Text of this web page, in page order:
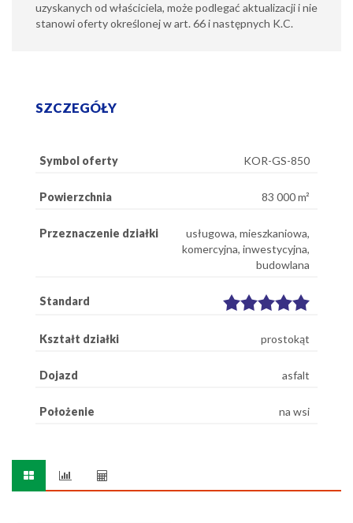
uzyskanych od właściciela, może podlegać aktualizacji i nie
stanowi oferty określonej w art. 66 i następnych K.C.
SZCZEGÓŁY
Symbol oferty KOR-GS-850
Powierzchnia 83 000 m²
Przeznaczenie działki
usługowa, mieszkaniowa,
komercyjna, inwestycyjna,
budowlana
Standard
Kształt działki prostokąt
Dojazd asfalt
Położenie na wsi